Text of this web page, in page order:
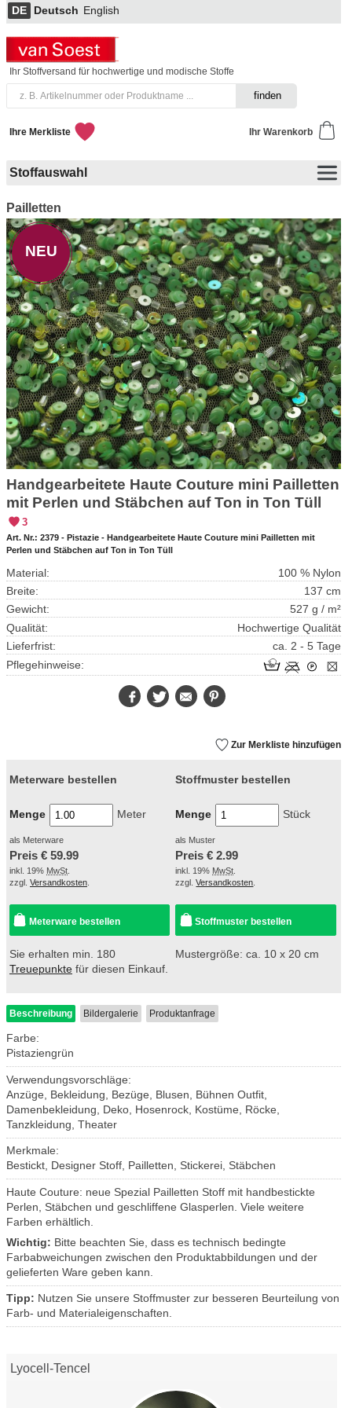
DE Deutsch English
Ihr Stoffversand für hochwertige und modische Stoffe
Ihr Warenkorb
Ihre Merkliste
Stoffauswahl
Pailletten
NEU
Handgearbeitete Haute Couture mini Pailletten
mit Perlen und Stäbchen auf Ton in Ton Tüll
3
Art. Nr.: 2379 - Pistazie - Handgearbeitete Haute Couture mini Pailletten mit
Perlen und Stäbchen auf Ton in Ton Tüll
Material:
100 % Nylon
Breite:
137 cm
Gewicht:
527 g / m²
Qualität:
Hochwertige Qualität
Lieferfrist:
ca. 2 - 5 Tage
Pflegehinweise:
FacebookTwitter E-
Mail
Zur Merkliste hinzufügen
Meterware bestellen
Menge Meter
als Meterware
Preis € 59.99
inkl. 19% MwSt
zzgl. Versandkosten
Meterware bestellen
Sie erhalten min. 180
Treuepunkte für diesen Einkauf.
Stoffmuster bestellen
Menge Stück
als Muster
Preis €2.99
inkl. 19% MwSt
zzgl.Versandkosten
Stoffmuster bestellen
Mustergröße: ca. 10 x 20 cm
Beschreibung Bildergalerie Produktanfrage
Farbe:
Pistaziengrün
Verwendungsvorschläge:
Anzüge, Bekleidung, Bezüge, Blusen, Bühnen Outfit,
Damenbekleidung, Deko, Hosenrock, Kostüme, Röcke,
Tanzkleidung, Theater
Merkmale:
Bestickt, Designer Stoff, Pailletten, Stickerei, Stäbchen
Haute Couture: neue Spezial Pailletten Stoff mit handbestickte
Perlen, Stäbchen und geschliffene Glasperlen. Viele weitere
Farben erhältlich.
Wichtig: Bitte beachten Sie, dass es technisch bedingte
Farbabweichungen zwischen den Produktabbildungen und der
gelieferten Ware geben kann.
Tipp: Nutzen Sie unsere Stoffmuster zur besseren Beurteilung von
Farb- und Materialeigenschaften.
Lyocell-Tencel